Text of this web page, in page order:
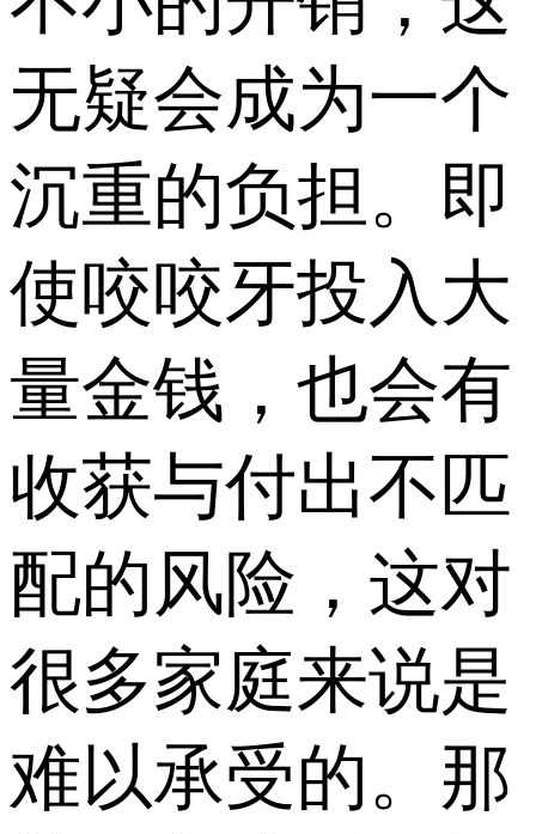
无疑会成为一个
沉重的负担。即
使咬咬牙投入大
量金钱，也会有
收获与付出不匹
配的风险，这对
很多家庭来说是
难以承受的。那